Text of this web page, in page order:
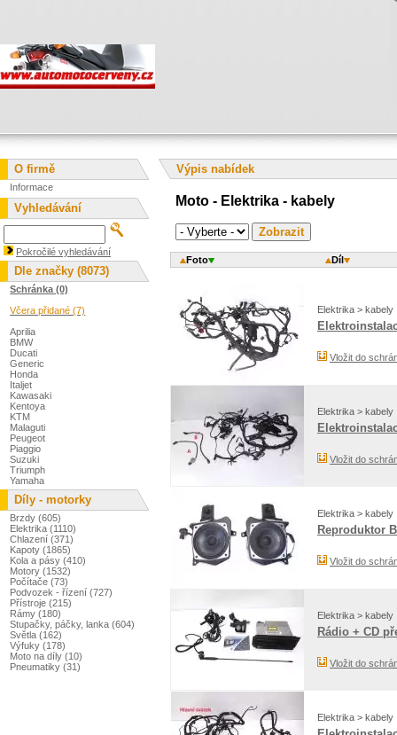
Výpis nabídek
Moto - Elektrika - kabely
Foto Díl
Elektrika > kabely
Vložit do
Elektrika > kabely
Vložit do
Elektrika > kabely
Reproduktor
Vložit do
Elektrika > kabely
Rádio + CD
Vložit do
Elektrika > kabely
O firmě
Informace
Vyhledávání
Pokročilé vyhledávání
Dle značky (8073)
Schránka (0)
Včera přidané (7)
Aprilia
BMW
Ducati
Generic
Honda
Italjet
Kawasaki
Kentoya
KTM
Malaguti
Peugeot
Piaggio
Suzuki
Triumph
Yamaha
Díly - motorky
Brzdy (605)
Elektrika (1110)
Chlazení (371)
Kapoty (1865)
Kola a pásy (410)
Motory (1532)
Počítače (73)
Podvozek - řízení (727)
Přístroje (215)
Rámy (180)
Stupačky, páčky, lanka (604)
Světla (162)
Výfuky (178)
Moto na díly (10)
Pneumatiky (31)